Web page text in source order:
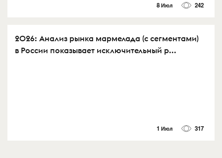
8 Июл 242
2026: Анализ рынка мармелада (с сегментами)
в России показывает исключительный р...
1 Июл 317